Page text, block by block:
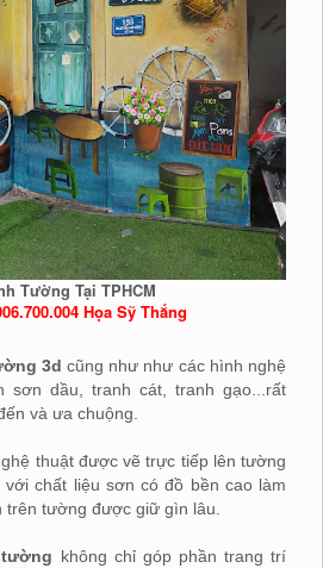
Tường Tại TPHCM
Họa Sỹ Thắng
3d cũng như như các hình nghệ
sơn dầu, tranh cát, tranh gạo...rất
và ưa chuộng.
thuật được vẽ trực tiếp lên tường
chất liệu sơn có đồ bền cao làm
trên tường được giữ gìn lâu.
không chỉ góp phần trang trí